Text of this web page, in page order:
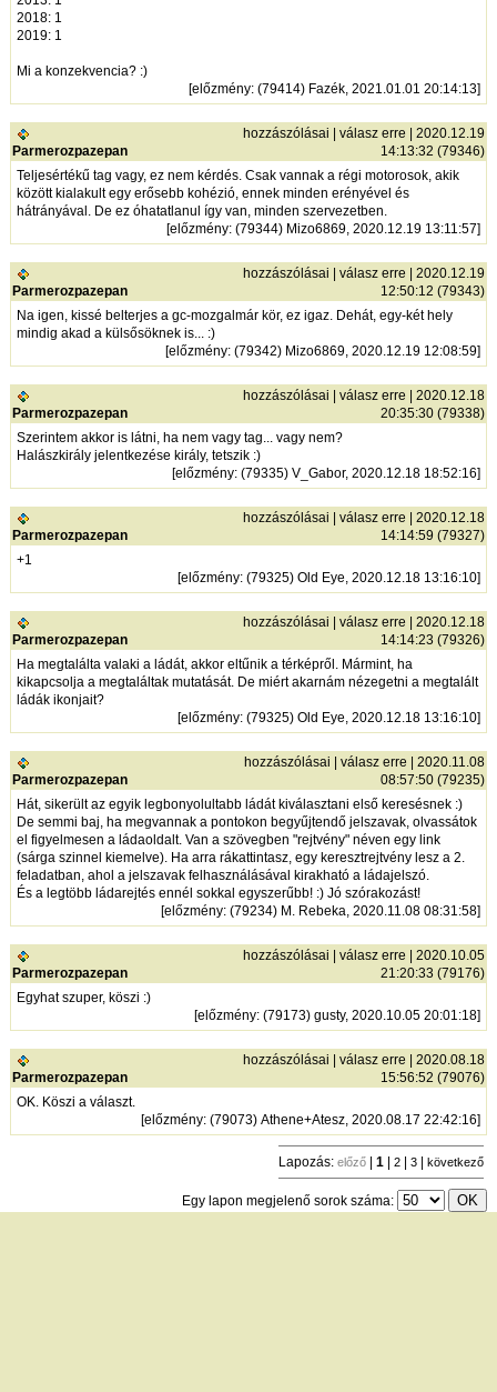
2018: 1
2019: 1
Mi a konzekvencia? :)
[előzmény: (79414) Fazék, 2021.01.01 20:14:13]
Parmerozpazepan
hozzászólásai |válasz erre | 2020.12.19
14:13:32 (79346)
Teljesértékű tag vagy, ez nem kérdés. Csak vannak a régi motorosok, akik
között kialakult egy erősebb kohézió, ennek minden erényével és
hátrányával. De ez óhatatlanul így van, minden szervezetben.
[előzmény: (79344) Mizo6869, 2020.12.19 13:11:57]
Parmerozpazepan
hozzászólásai |válasz erre | 2020.12.19
12:50:12 (79343)
Na igen, kissé belterjes a gc-mozgalmár kör, ez igaz. Dehát, egy-két hely
mindig akad a külsősöknek is... :)
[előzmény: (79342) Mizo6869, 2020.12.19 12:08:59]
Parmerozpazepan
hozzászólásai |válasz erre | 2020.12.18
20:35:30 (79338)
Szerintem akkor is látni, ha nem vagy tag... vagy nem?
Halászkirály jelentkezése király, tetszik :)
[előzmény: (79335) V_Gabor, 2020.12.18 18:52:16]
Parmerozpazepan
hozzászólásai |válasz erre | 2020.12.18
14:14:59 (79327)
+1
[előzmény: (79325) Old Eye, 2020.12.18 13:16:10]
Parmerozpazepan
hozzászólásai |válasz erre | 2020.12.18
14:14:23 (79326)
Ha megtalálta valaki a ládát, akkor eltűnik a térképről. Mármint, ha
kikapcsolja a megtaláltak mutatását. De miért akarnám nézegetni a megtalált
ládák ikonjait?
[előzmény: (79325) Old Eye, 2020.12.18 13:16:10]
Parmerozpazepan
hozzászólásai |válasz erre | 2020.11.08
08:57:50 (79235)
Hát, sikerült az egyik legbonyolultabb ládát kiválasztani első keresésnek :)
De semmi baj, ha megvannak a pontokon begyűjtendő jelszavak, olvassátok
el figyelmesen a ládaoldalt. Van a szövegben "rejtvény" néven egy link
(sárga szinnel kiemelve). Ha arra rákattintasz, egy keresztrejtvény lesz a 2.
feladatban, ahol a jelszavak felhasználásával kirakható a ládajelszó.
És a legtöbb ládarejtés ennél sokkal egyszerűbb! :) Jó szórakozást!
[előzmény: (79234) M. Rebeka, 2020.11.08 08:31:58]
Parmerozpazepan
hozzászólásai |válasz erre | 2020.10.05
21:20:33 (79176)
Egyhat szuper, köszi :)
[előzmény: (79173) gusty, 2020.10.05 20:01:18]
Parmerozpazepan
hozzászólásai |válasz erre | 2020.08.18
15:56:52 (79076)
OK. Köszi a választ.
[előzmény: (79073) Athene+Atesz, 2020.08.17 22:42:16]
Lapozás:előző |1 | 2 | 3 |következő
Egy lapon megjelenő sorok száma: